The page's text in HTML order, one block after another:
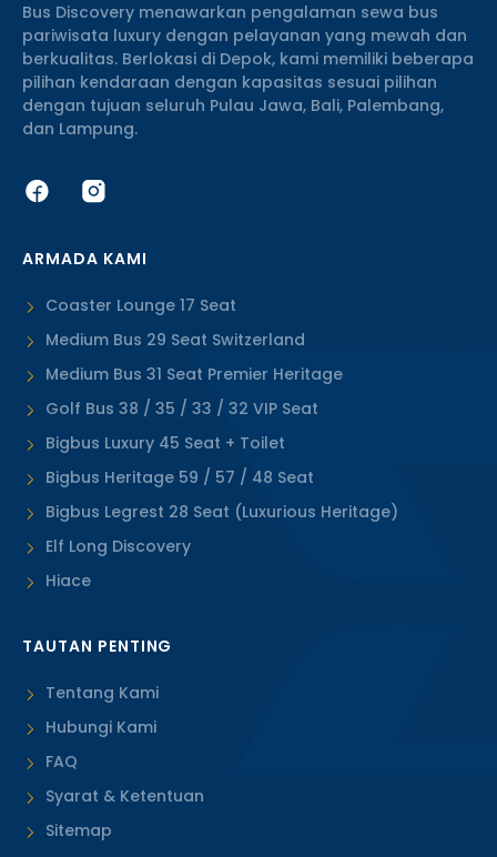
Bus Discovery menawarkan pengalaman sewa bus
pariwisata luxury dengan pelayanan yang mewah dan
berkualitas. Berlokasi di Depok, kami memiliki beberapa
pilihan kendaraan dengan kapasitas sesuai pilihan
dengan tujuan seluruh Pulau Jawa, Bali, Palembang,
dan Lampung.
ARMADA KAMI
Coaster Lounge 17 Seat
Medium Bus 29 Seat Switzerland
Medium Bus 31 Seat Premier Heritage
Golf Bus 38 / 35 / 33 / 32 VIP Seat
Bigbus Luxury 45 Seat + Toilet
Bigbus Heritage 59 / 57 / 48 Seat
Bigbus Legrest 28 Seat (Luxurious Heritage)
Elf Long Discovery
Hiace
TAUTAN PENTING
Tentang Kami
Hubungi Kami
FAQ
Syarat & Ketentuan
Sitemap